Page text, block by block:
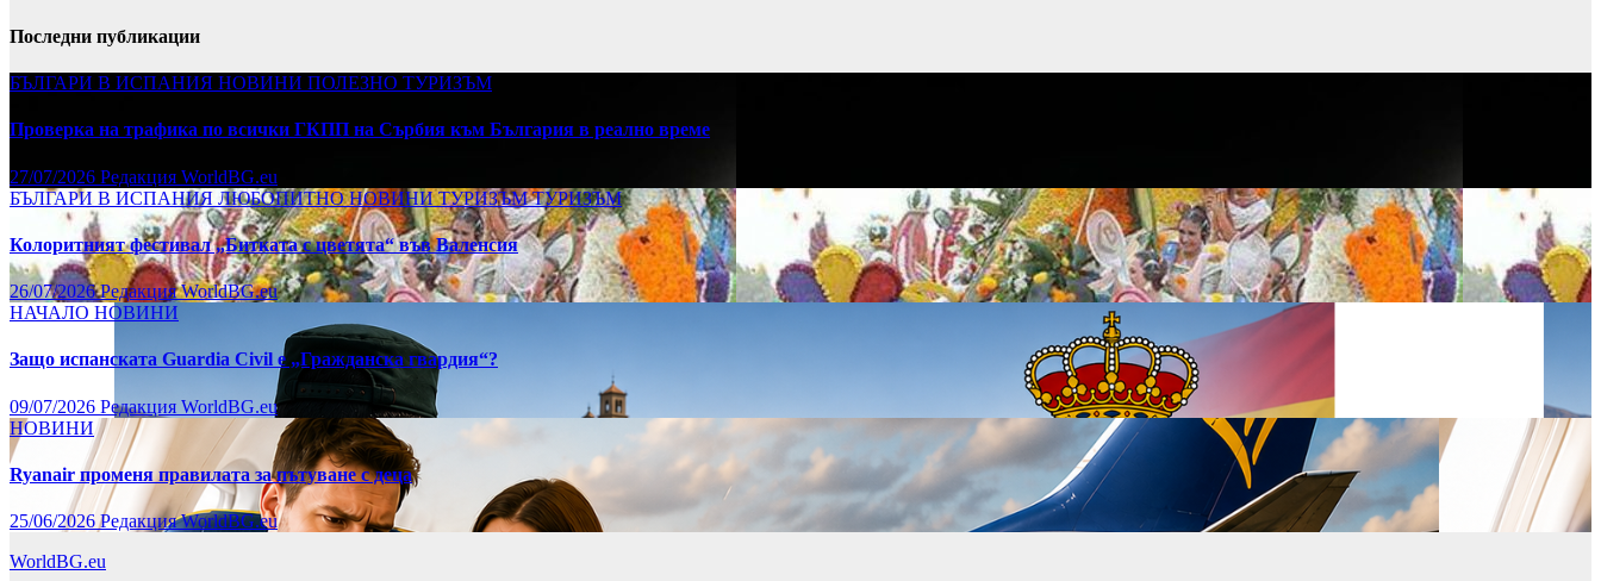
Последни публикации
БЪЛГАРИ В ИСПАНИЯ НОВИНИ ПОЛЕЗНО ТУРИЗЪМ
Проверка на трафика по всички ГКПП на Сърбия към България в реално време
27/07/2026 Редакция WorldBG.eu
БЪЛГАРИ В ИСПАНИЯ ЛЮБОПИТНОНОВИНИТУРИЗЪМТУРИЗЪМ
Колоритният фестивал „Битката с цветята“ във Валенсия
26/07/2026Редакция WorldBG.eu
НАЧАЛО НОВИНИ
Защо испанската Guardia Civil е „Гражданска гвардия“?
09/07/2026 Редакция WorldBG.eu
НОВИНИ
Ryanair променя правилата за пътуване с деца
25/06/2026Редакция WorldBG.eu
WorldBG.eu